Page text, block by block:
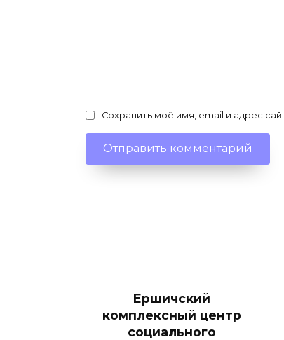
Сохранить моё имя, email и адрес
Ершичский
комплексный центр
социального